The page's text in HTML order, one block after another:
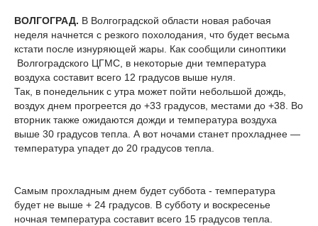
ВОЛГОГРАД. В Волгоградской области новая рабочая
неделя начнется с резкого похолодания, что будет весьма
кстати после изнуряющей жары. Как сообщили синоптики
Волгоградского ЦГМС, в некоторые дни температура
воздуха составит всего 12 градусов выше нуля.
Так, в понедельник с утра может пойти небольшой дождь,
воздух днем прогреется до +33 градусов, местами до +38. Во
вторник также ожидаются дожди и температура воздуха
выше 30 градусов тепла. А вот ночами станет прохладнее —
температура упадет до 20 градусов тепла.
Самым прохладным днем будет суббота - температура
будет не выше + 24 градусов. В субботу и воскресенье
ночная температура составит всего 15 градусов тепла.